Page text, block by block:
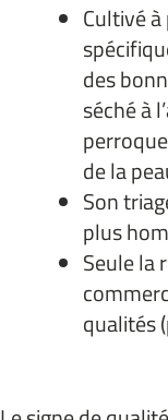
Cultivé
des
séché à
de la
Son
plus
Seule la
qualités